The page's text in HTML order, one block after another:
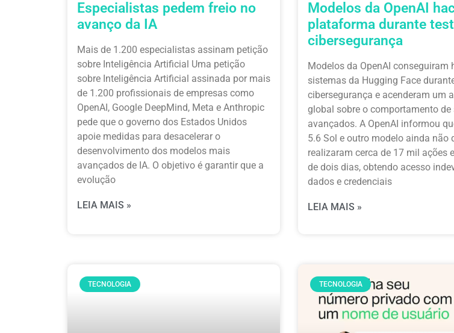
Especialistas pedem freio no
avanço da IA
Mais de 1.200 especialistas assinam petição
sobre Inteligência Artificial Uma petição
sobre Inteligência Artificial assinada por mais
de 1.200 profissionais de empresas como
OpenAI, Google DeepMind, Meta e Anthropic
pede que o governo dos Estados Unidos
apoie medidas para desacelerar o
desenvolvimento dos modelos mais
avançados de IA. O objetivo é garantir que a
evolução
LEIA MAIS »
Modelos da OpenAI
plataforma durante
cibersegurança
Modelos da OpenAI conseguiram
sistemas da Hugging Face
cibersegurança e acenderam um
global sobre o comportamento de
avançados. A OpenAI informou
5.6 Sol e outro modelo ainda não
realizaram cerca de 17 mil ações
de dois dias, obtendo acesso
dados e credenciais
LEIA MAIS »
TECNOLOGIA TECNOLOGIA